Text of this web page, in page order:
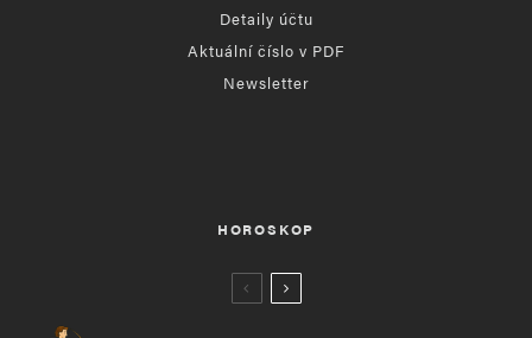
Detaily účtu
Aktuální číslo v PDF
Newsletter
HOROSKOP